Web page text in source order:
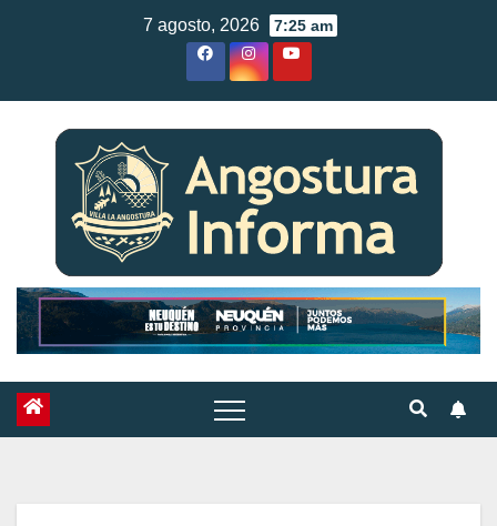
7 agosto, 2026 7:25 am